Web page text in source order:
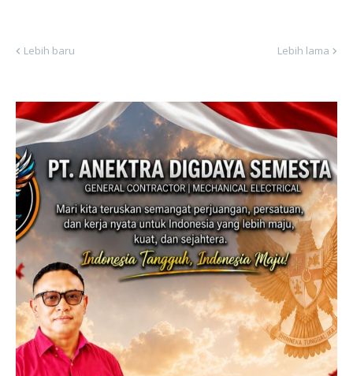
Lebih baru Lebih lama